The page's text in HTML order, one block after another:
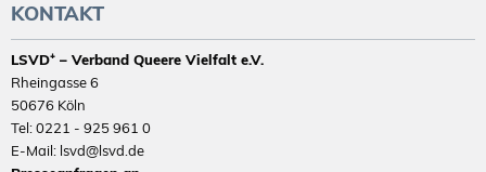
KONTAKT
LSVD⁺ – Verband Queere Vielfalt e.V.
Rheingasse 6
50676 Köln
Tel: 0221 - 925 961 0
E-Mail: lsvd@lsvd.de